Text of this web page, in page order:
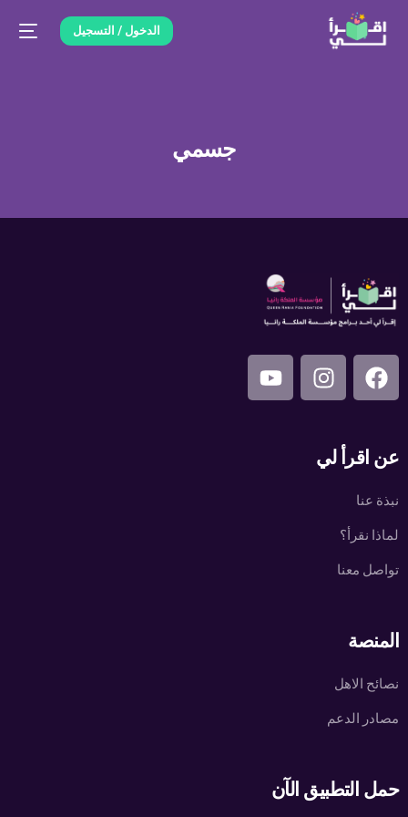
الدخول / التسجيل
جسمي
عن اقرأ لي
نبذة عنا
لماذا نقرأ؟
تواصل معنا
المنصة
نصائح الاهل
مصادر الدعم
حمل التطبيق الآن